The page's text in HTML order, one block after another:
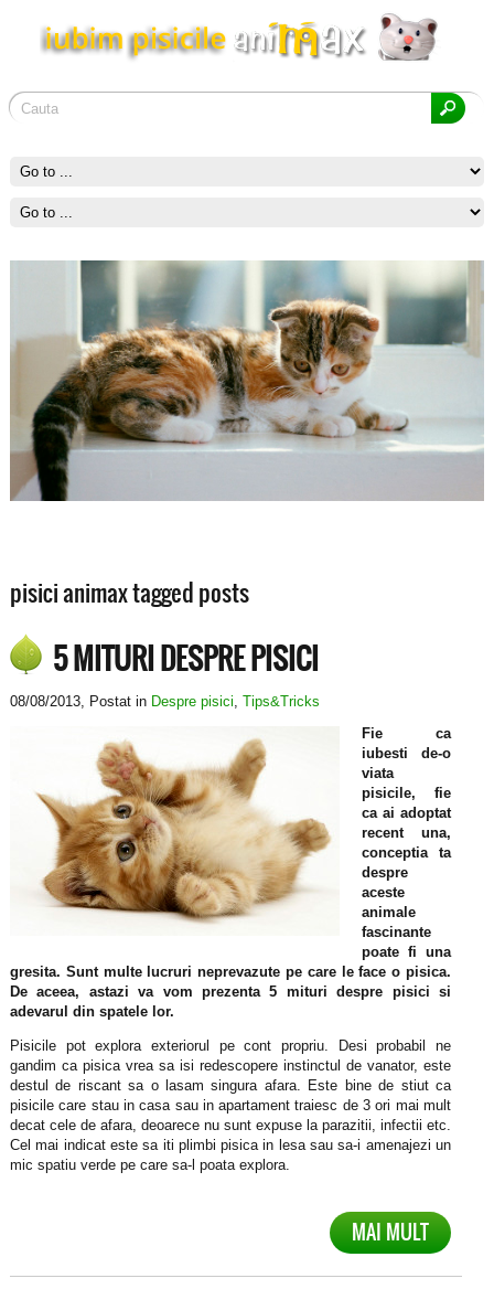
pisici animax tagged posts
5 MITURI DESPRE PISICI
08/08/2013, Postat in Despre pisici, Tips&Tricks
Fie ca
iubesti de-o
viata
pisicile, fie
ca ai adoptat
recent una,
conceptia ta
despre
aceste
animale
fascinante
poate fi una
gresita. Sunt multe lucruri neprevazute pe care le face o pisica.
De aceea, astazi va vom prezenta 5 mituri despre pisici si
adevarul din spatele lor.
Pisicile pot explora exteriorul pe cont propriu. Desi probabil ne
gandim ca pisica vrea sa isi redescopere instinctul de vanator, este
destul de riscant sa o lasam singura afara. Este bine de stiut ca
pisicile care stau in casa sau in apartament traiesc de 3 ori mai mult
decat cele de afara, deoarece nu sunt expuse la parazitii, infectii etc.
Cel mai indicat este sa iti plimbi pisica in lesa sau sa-i amenajezi un
mic spatiu verde pe care sa-l poata explora.
MAI MULT